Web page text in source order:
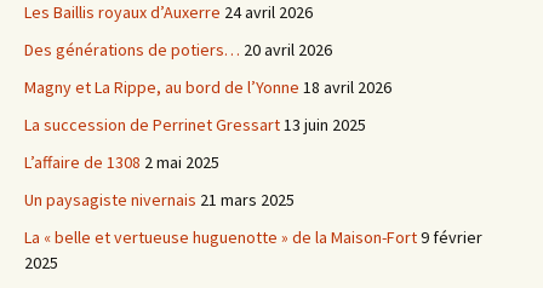
Les Baillis royaux d’Auxerre 24 avril 2026
Des générations de potiers… 20 avril 2026
Magny et La Rippe, au bord de l’Yonne 18 avril 2026
La succession de Perrinet Gressart13 juin 2025
L’affaire de 1308 2 mai 2025
Un paysagiste nivernais 21 mars 2025
La « belle et vertueuse huguenotte » de la Maison-Fort9 février
2025